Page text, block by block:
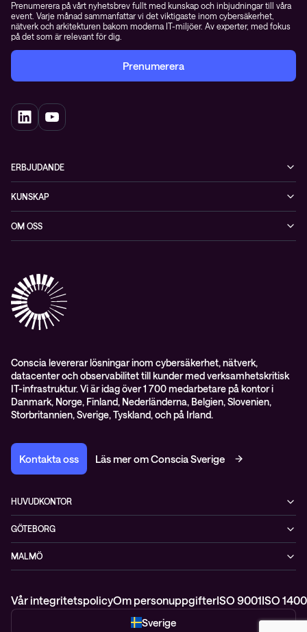
Prenumerera på vårt nyhetsbrev fullt med kunskap och inbjudningar till våra
event. Varje månad sammanfattar vi det viktigaste inom cybersäkerhet,
nätverk och arkitekturen bakom moderna IT-miljöer. Av experter, med fokus
på det som är relevant för dig.
Prenumerera
ERBJUDANDE
Datacenter & moln
Nätverk & WiFi
KUNSKAP
Event
Whitepapers & guider
OM OSS
Kontakt
Pressnyheter
Conscia levererar lösningar inom cybersäkerhet, nätverk,
datacenter och observabilitet till kunder med verksamhetskritisk
IT-infrastruktur. Vi är idag över 1 700 medarbetare på kontor i
Danmark, Norge, Finland, Nederländerna, Belgien, Slovenien,
Storbritannien, Sverige, Tyskland, och på Irland.
Kontakta oss Läs mer om Conscia Sverige
HUVUDKONTOR
Rålambsvägen 17, 16tr
112 59 Stockholm
+46 (0)8 765 53 00
GÖTEBORG
MIMO, Mölndals bro 7
431 30 Mölndal
MALMÖ
Vår integritetspolicyOm personuppgifterISO 9001ISO
Sverige